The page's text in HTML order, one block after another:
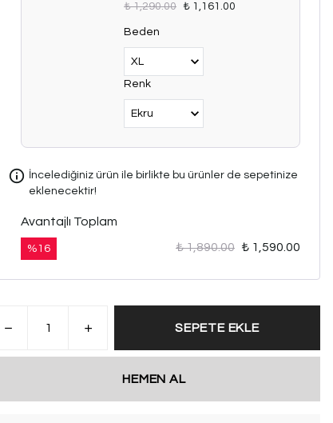
₺ 1,290.00 ₺ 1,161.00
Beden
Renk
İncelediğiniz ürün ile birlikte bu ürünler de sepetinize
eklenecektir!
Avantajlı Toplam
% 16 ₺ 1,890.00 ₺ 1,590.00
SEPETE EKLE
HEMEN AL